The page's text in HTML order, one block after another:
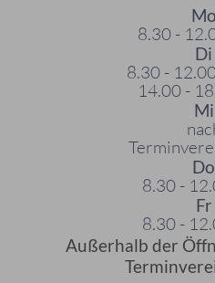
Mo
8.30 -
Di
8.30 -
14.00 -
Mi
Do
8.30 -
Fr
8.30 -
Außerhalb der